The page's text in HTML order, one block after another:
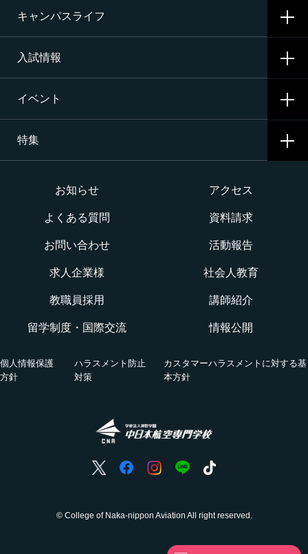
施設・設備
航空整備科
エアライン（ANA・JAL）整備士養成コース
二等航空整備士コース［ヘリコプタータービン専攻］
構造整備・製造コース
エアポートサービス科
グランドハンドリングコース
国際グランドハンドリング科
資格サポート・めざす資格
就職サポート・内定先
就職活動
キャンパスライフ
学校生活
寮生活
入試情報
入試要項・出願・会場
学費・奨学金・教育ローン
イベント
イベント一覧
イベントカレンダー
オープンキャンパス
航空教室
オンライン相談会
特集
大学か専門学校か
航空整備士になるには？
授業を動画チェック
活躍する卒業生
お知らせ アクセス
よくある質問 資料請求
お問い合わせ 活動報告
求人企業様 社会人教育
教職員採用 講師紹介
留学制度・国際交流 情報公開
個人情報保護
方針
ハラスメント防止
対策
カスタマーハラスメントに対する基
本方針
© College of Naka-nippon Aviation All right reserved.